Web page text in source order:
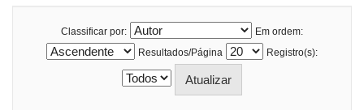
Classificar por:
Em ordem:
Resultados/Página
Registro(s):